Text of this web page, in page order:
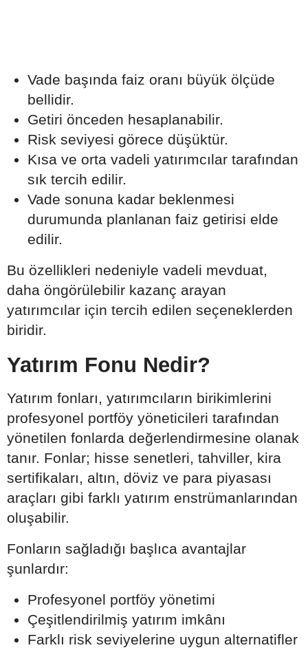
Vade başında faiz oranı büyük ölçüde
bellidir.
Getiri önceden hesaplanabilir.
Risk seviyesi görece düşüktür.
Kısa ve orta vadeli yatırımcılar tarafından
sık tercih edilir.
Vade sonuna kadar beklenmesi
durumunda planlanan faiz getirisi elde
edilir.
Bu özellikleri nedeniyle vadeli mevduat,
daha öngörülebilir kazanç arayan
yatırımcılar için tercih edilen seçeneklerden
biridir.
Yatırım Fonu Nedir?
Yatırım fonları, yatırımcıların birikimlerini
profesyonel portföy yöneticileri tarafından
yönetilen fonlarda değerlendirmesine olanak
tanır. Fonlar; hisse senetleri, tahviller, kira
sertifikaları, altın, döviz ve para piyasası
araçları gibi farklı yatırım enstrümanlarından
oluşabilir.
Fonların sağladığı başlıca avantajlar
şunlardır:
Profesyonel portföy yönetimi
Çeşitlendirilmiş yatırım imkânı
Farklı risk seviyelerine uygun alternatifler